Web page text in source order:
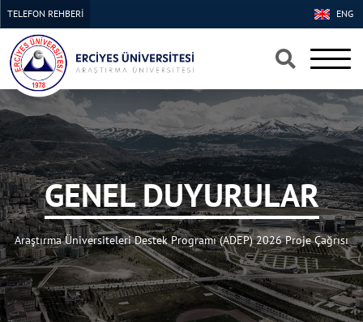
×
×
ENG
TELEFON REHBERİ
GENEL DUYURULAR
Araştırma Üniversiteleri Destek Programı (ADEP) 2026 Proje Çağrısı